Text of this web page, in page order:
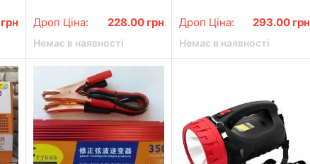
грн Дроп Ціна: 228.00 грн
Немає в наявності
дому
Дроп Ціна: 293.00 грн
Немає в наявності